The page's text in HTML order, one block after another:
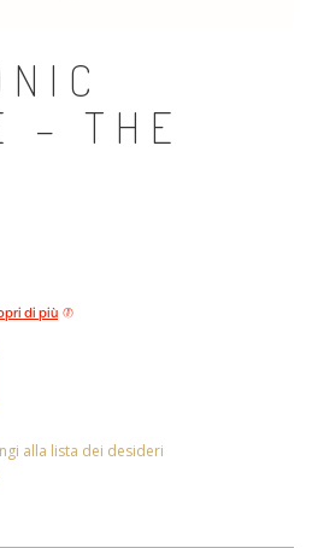
– THE
di più
alla lista dei desideri